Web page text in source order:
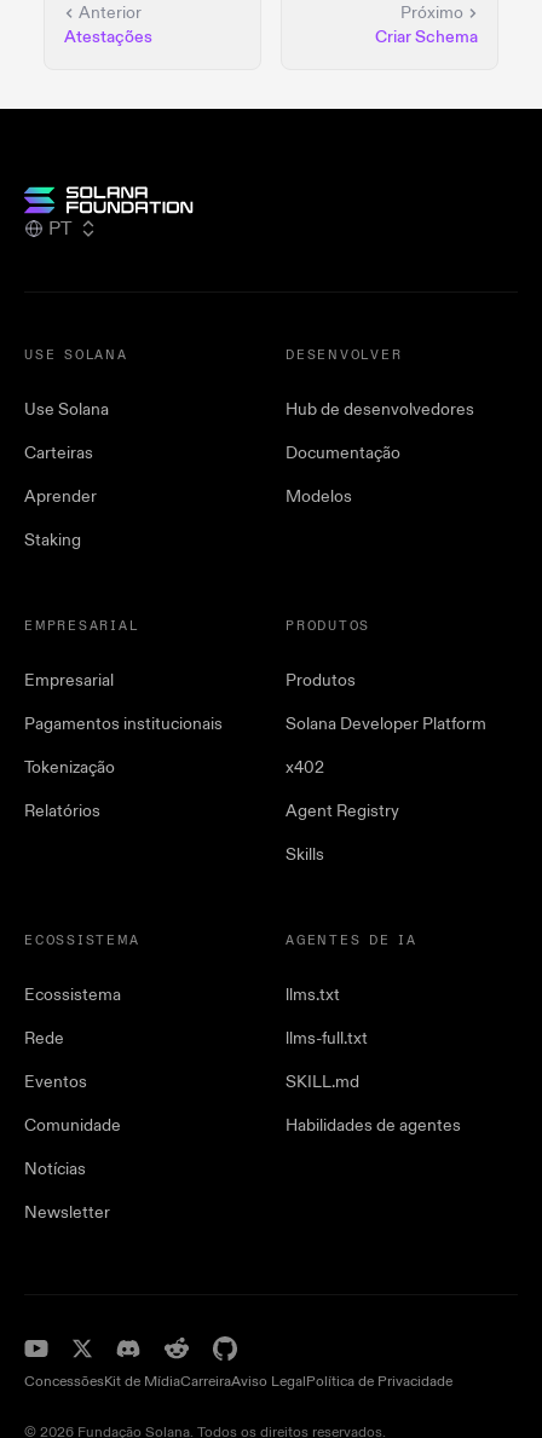
Anterior
Atestações
Próximo
Criar Schema
PT
USE SOLANA
Use Solana
Carteiras
Aprender
Staking
DESENVOLVER
Hub de desenvolvedores
Documentação
Modelos
EMPRESARIAL
Empresarial
Pagamentos institucionais
Tokenização
Relatórios
PRODUTOS
Produtos
Solana Developer Platform
x402
Agent Registry
Skills
ECOSSISTEMA
Ecossistema
Rede
Eventos
Comunidade
Notícias
Newsletter
AGENTES DE IA
llms.txt
llms-full.txt
SKILL.md
Habilidades de agentes
ConcessõesKit de MídiaCarreiraAviso LegalPolítica de Privacidade
© 2026 Fundação Solana. Todos os direitos reservados.